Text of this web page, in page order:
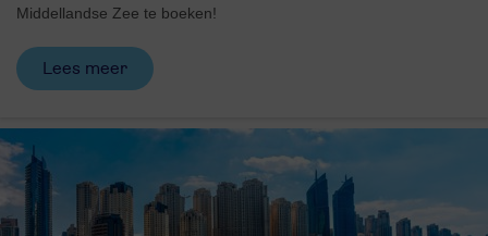
Middellandse Zee te boeken!
Lees meer